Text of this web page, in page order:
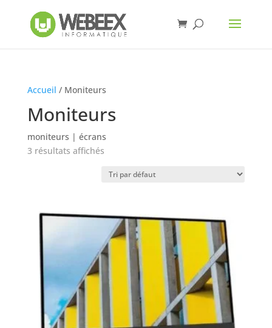
Accueil / Moniteurs
Moniteurs
moniteurs | écrans
3 résultats affichés